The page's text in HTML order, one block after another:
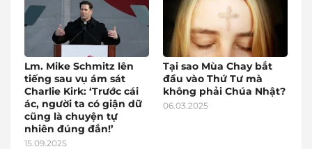
Lm. Mike Schmitz lên
tiếng sau vụ ám sát
Charlie Kirk: ‘Trước cái
ác, người ta có giận dữ
cũng là chuyện tự
nhiên đúng đắn!’
15.09.2025
Tại sao Mùa Chay bắt
đầu vào Thứ Tư mà
không phải Chúa Nhật?
06.03.2025